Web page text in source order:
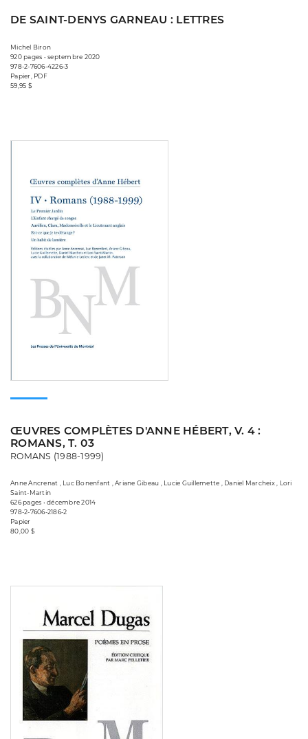
DE SAINT-DENYS GARNEAU : LETTRES
Michel Biron
920 pages • septembre 2020
978-2-7606-4226-3
Papier, PDF
59,95 $
ŒUVRES COMPLÈTES D'ANNE HÉBERT, V. 4 :
ROMANS, T. 03
ROMANS (1988-1999)
Anne Ancrenat , Luc Bonenfant , Ariane Gibeau , Lucie Guillemette , Daniel Marcheix , Lori
Saint-Martin
626 pages • décembre 2014
978-2-7606-2186-2
Papier
80,00 $